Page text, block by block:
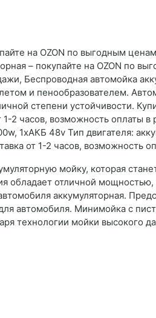
на OZON по выгодным
– покупайте на OZON по
Беспроводная автомойка
и пенообразователем.
степени устойчивости.
2 часов, возможность оплаты в
1хАКБ 48v Тип двигателя:
от 1-2 часов, возможность
мойку, которая
обладает отличной
аккумуляторная.
автомобиля. Минимойка с
технологии мойки